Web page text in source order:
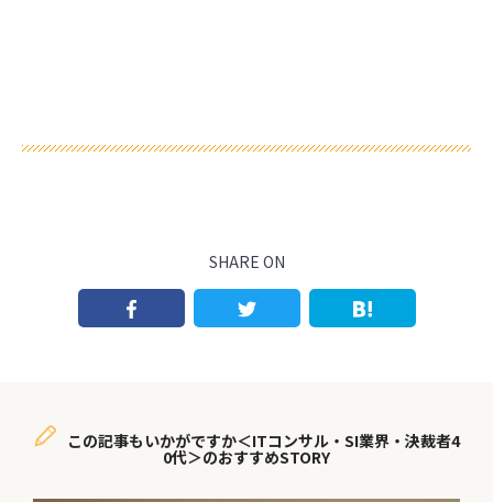
SHARE ON
この記事もいかがですか＜ITコンサル・SI業界・決裁者4
0代＞のおすすめSTORY